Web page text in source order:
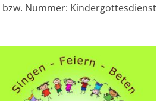
Nummer:
Nummer: Kindergottesdienst